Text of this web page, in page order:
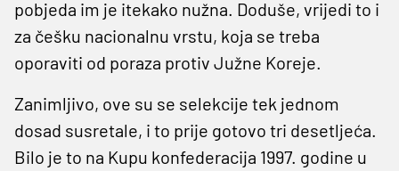
pobjeda im je itekako nužna. Doduše, vrijedi to i
za češku nacionalnu vrstu, koja se treba
oporaviti od poraza protiv Južne Koreje.
Zanimljivo, ove su se selekcije tek jednom
dosad susretale, i to prije gotovo tri desetljeća.
Bilo je to na Kupu konfederacija 1997. godine u